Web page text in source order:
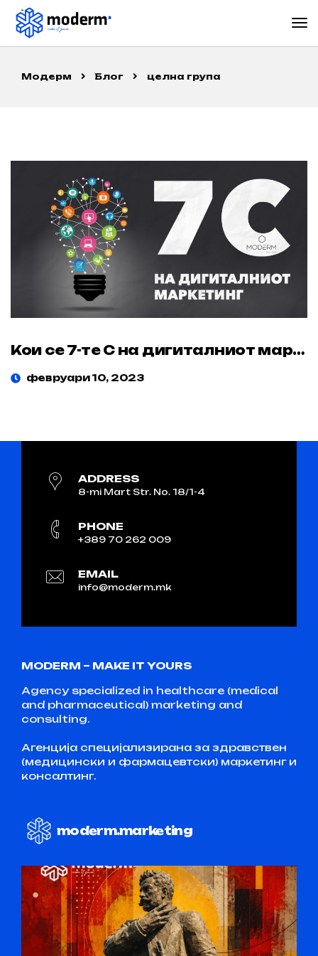
Модерм Блог целна група
Кои се 7-те C на дигиталниот маркетинг и како ефикасно да ги имплементирате?
февруари 10, 2023
ADDRESS
8-mi Mart Str. No. 18/1-4
PHONE
+389 70 262 009
EMAIL
info@moderm.mk
MODERM – MAKE IT YOURS
Agency specialized in healthcare (medical
and pharmaceutical) marketing and
consulting.
Агенција специјализирана за здравствен
(медицински и фармацевтски) маркетинг и
консалтинг.
moderm.marketing